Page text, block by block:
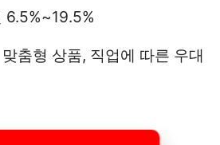
6.5%~19.5%
춤형 상품, 직업에 따른 우대